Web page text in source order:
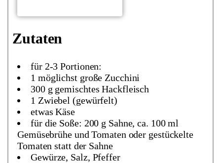
Zutaten
für 2-3 Portionen:
1 möglichst große Zucchini
300 g gemischtes Hackfleisch
1 Zwiebel (gewürfelt)
etwas Käse
für die Soße: 200 g Sahne, ca. 100 ml
Gemüsebrühe und Tomaten oder gestückelte
Tomaten statt der Sahne
Gewürze, Salz, Pfeffer